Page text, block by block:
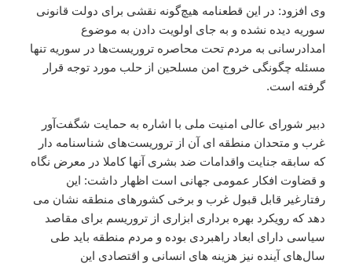
وی افزود: در این قطعنامه هیچ‌گونه نقشی برای دولت قانونی
سوریه دیده نشده و به جای اولویت دادن به موضوع
امدادرسانی به مردم تحت محاصره تروریست‌ها در سوریه تنها
مسئله چگونگی خروج امن مسلحین از حلب مورد توجه قرار
گرفته است.
دبیر شورای عالی امنیت ملی با اشاره به حمایت شگفت‌آور
غرب و متحدان منطقه ای آن از تروریست‌های شناسنامه دار
که سابقه جنایت واقدامات ضد بشری آنها کاملا در معرض نگاه
و قضاوت افکار عمومی جهانی است اظهار داشت: این
رفتارغیر قابل قبول غرب و برخی کشورهای منطقه نشان می
دهد که رویکرد بهره برداری ابزاری از تروریسم برای مقاصد
سیاسی دارای ابعاد راهبردی بوده و مردم منطقه باید طی
سال‌های آینده نیز هزینه های انسانی و اقتصادی این